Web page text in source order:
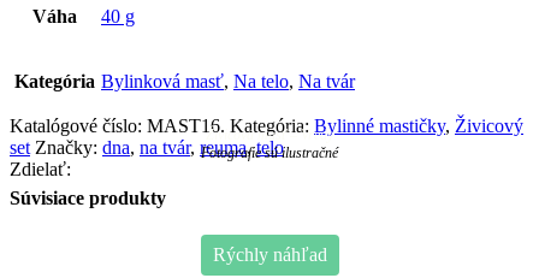
Váha 40 g
Kategória Bylinková masť, Na telo, Na tvár
Katalógové číslo: MAST16. Kategória: Bylinné mastičky, Živicový
set Značky: dna, na tvár, reuma,telo
Zdielať:
Živicová masť – Vredy
Fotografie sú ilustračné
Súvisiace produkty
Rýchly náhľad